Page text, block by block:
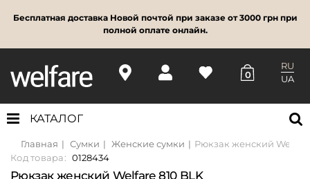
Бесплатная доставка Новой почтой при заказе от 3000 грн при
полной оплате онлайн.
0
RU
UA
КАТАЛОГ
Главная Сумки Женские сумки
Рюкзак женский
Код товара: 0128434
Рюкзак женский Welfare 810 BLK